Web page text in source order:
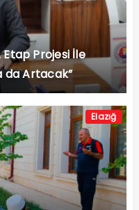
Etap Projesi İle
da Artacak”
Elazığ